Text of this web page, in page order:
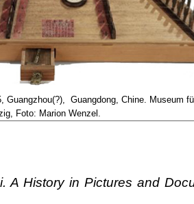
Guangzhou(?), Guangdong, Chine. Museum
Foto: Marion Wenzel.
A History in Pictures and